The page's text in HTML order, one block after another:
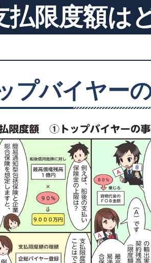
払限度額は
プバイヤー